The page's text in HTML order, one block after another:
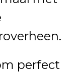
perfect